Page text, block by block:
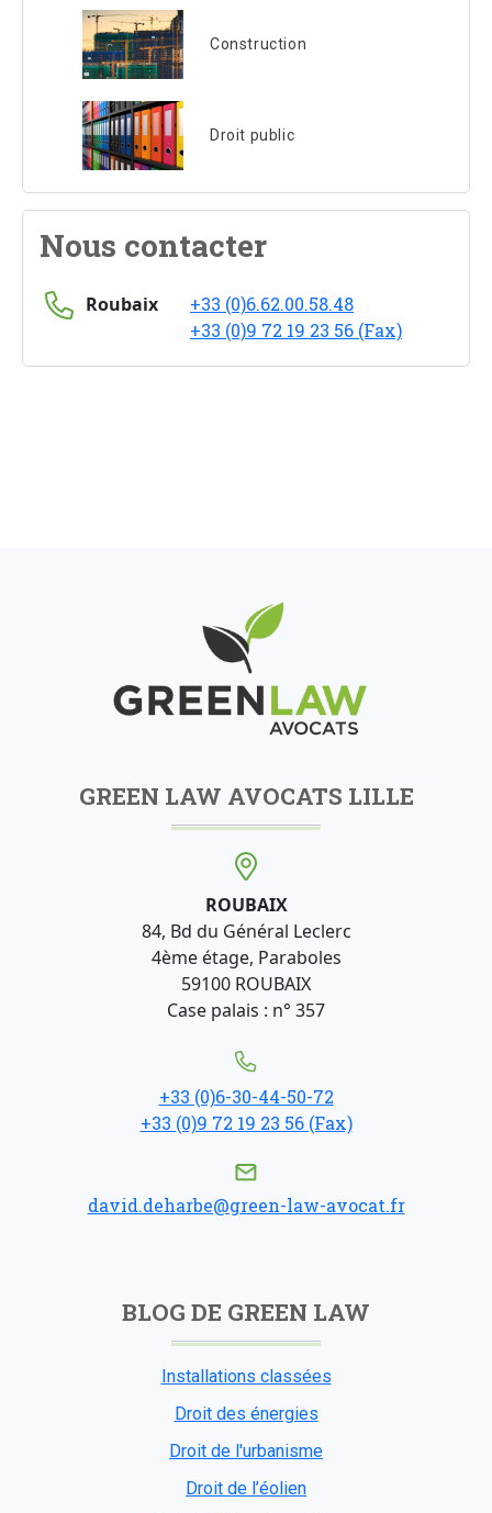
Construction
Droit public
Nous contacter
Roubaix
+33 (0)6.62.00.58.48
+33 (0)9 72 19 23 56 (Fax)
GREEN LAW AVOCATS LILLE
ROUBAIX
84, Bd du Général Leclerc
4ème étage, Paraboles
59100 ROUBAIX
Case palais : n° 357
+33 (0)6-30-44-50-72
+33 (0)9 72 19 23 56 (Fax)
david.deharbe@green-law-avocat.fr
BLOG DE GREEN LAW
Installations classées
Droit des énergies
Droit de l'urbanisme
Droit de l’éolien